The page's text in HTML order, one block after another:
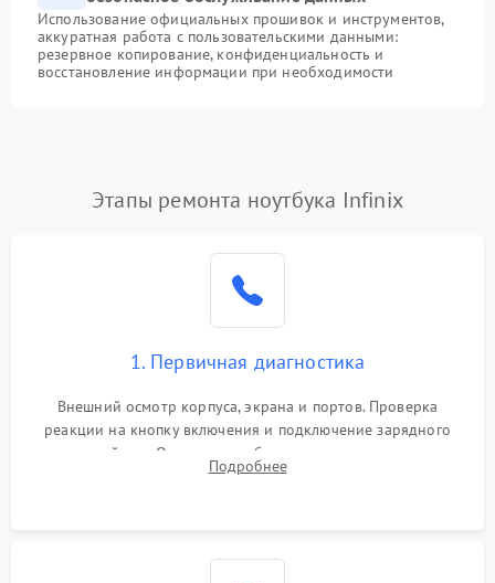
Использование официальных прошивок и инструментов,
аккуратная работа с пользовательскими данными:
резервное копирование, конфиденциальность и
восстановление информации при необходимости
Этапы ремонта ноутбука Infinix
1. Первичная диагностика
Внешний осмотр корпуса, экрана и портов. Проверка
реакции на кнопку включения и подключение зарядного
устройства. Оценка потребления тока с помощью
лабораторного блока питания для локализации проблемы.
Подробнее